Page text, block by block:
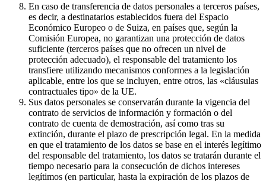
En caso de transferencia de datos personales a terceros países,
es decir, a destinatarios establecidos fuera del Espacio
Económico Europeo o de Suiza, en países que, según la
Comisión Europea, no garantizan una protección de datos
suficiente (terceros países que no ofrecen un nivel de
protección adecuado), el responsable del tratamiento los
transfiere utilizando mecanismos conformes a la legislación
aplicable, entre los que se incluyen, entre otros, las «cláusulas
contractuales tipo» de la UE.
Sus datos personales se conservarán durante la vigencia del
contrato de servicios de información y formación o del
contrato de cuenta de demostración, así como tras su
extinción, durante el plazo de prescripción legal. En la medida
en que el tratamiento de los datos se base en el interés legítimo
del responsable del tratamiento, los datos se tratarán durante el
tiempo necesario para la consecución de dichos intereses
legítimos (en particular, hasta la expiración de los plazos de